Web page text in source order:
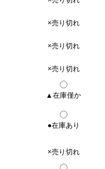
×売り切れ
×売り切れ
×売り切れ
▲在庫僅か
●在庫あり
×売り切れ